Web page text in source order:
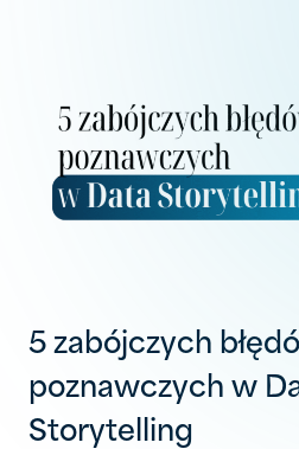
5 zabójczych
poznawczych w
Storytelling